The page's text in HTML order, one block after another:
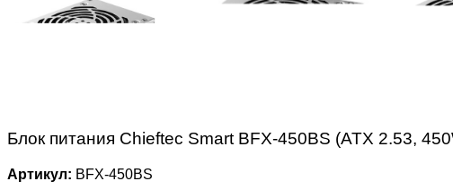
Блок питания Chieftec Smart BFX-450BS (ATX 2.53,
Артикул: BFX-450BS